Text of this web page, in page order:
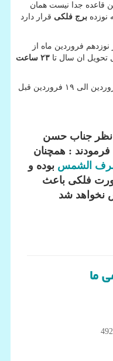
قاعده جدا نیست همان
نوزده برج فلکی قرار دارد
فروردین ماه از
ان سال تا
۲۳ ساعت
و در سال های کبیسه این اتفاق در ۱۸ فروردین الی ۱۹ فروردین قبل
نظر جناب حسن
: همچنان
الشمس بوده و
فلکی باعث
نخواهد شد
ما